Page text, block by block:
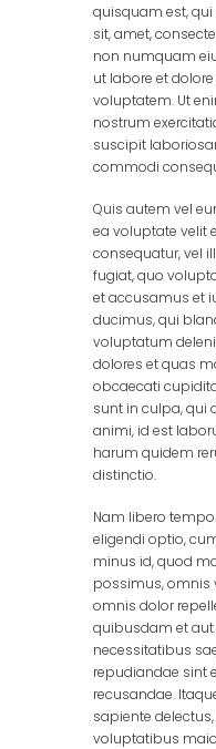
quisquam est,
sit, amet,
non numquam
ut labore et
voluptatem. Ut
nostrum
suscipit
commodi
Quis autem vel
ea voluptate velit
consequatur, vel
fugiat, quo
et accusamus et
ducimus, qui
voluptatum
dolores et quas
obcaecati
sunt in culpa, qui
animi, id est
harum quidem
distinctio.
Nam libero
eligendi optio,
minus id, quod
possimus, omnis
omnis dolor
quibusdam et
necessitatibus
repudiandae sint
recusandae.
sapiente
voluptatibus